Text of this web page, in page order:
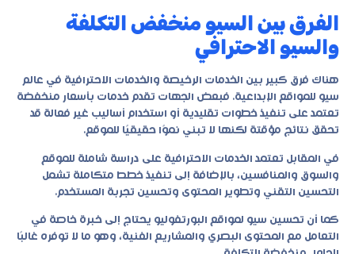
الفرق بين السيو منخفض التكلفة
والسيو الاحترافي
هناك فرق كبير بين الخدمات الرخيصة والخدمات الاحترافية في عالم
سيو للمواقع الإبداعية. فبعض الجهات تقدم خدمات بأسعار منخفضة
تعتمد على تنفيذ خطوات تقليدية أو استخدام أساليب غير فعالة قد
تحقق نتائج مؤقتة لكنها لا تبني نموًا حقيقيًا للموقع.
في المقابل تعتمد الخدمات الاحترافية على دراسة شاملة للموقع
والسوق والمنافسين، بالإضافة إلى تنفيذ خطط متكاملة تشمل
التحسين التقني وتطوير المحتوى وتحسين تجربة المستخدم.
كما أن تحسين سيو لمواقع البورتفوليو يحتاج إلى خبرة خاصة في
التعامل مع المحتوى البصري والمشاريع الفنية، وهو ما لا توفره غالبًا